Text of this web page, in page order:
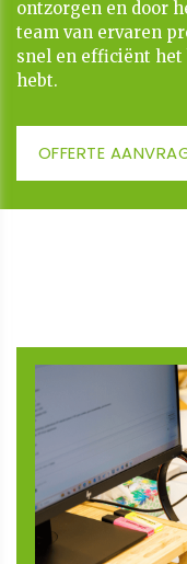
ontzorgen en door
team van ervaren
snel en efficiënt het
hebt.
OFFERTE